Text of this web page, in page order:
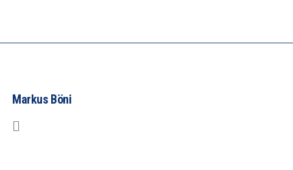
Markus Böni